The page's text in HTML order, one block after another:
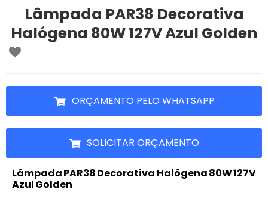
Lâmpada PAR38 Decorativa
Halógena 80W 127V Azul Golden
ORÇAMENTO PELO WHATSAPP
SOLICITAR ORÇAMENTO
Lâmpada PAR38 Decorativa Halógena 80W 127V
Azul Golden